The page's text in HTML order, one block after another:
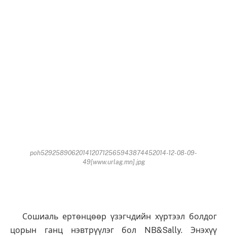
poh5292589062014120712565943874452014-12-08-09-
49[www.urlag.mn].jpg
Сошиаль ертөнцөөр үзэгчдийн хүртээл болдог
цорын ганц нэвтрүүлэг бол NB&Sally. Энэхүү